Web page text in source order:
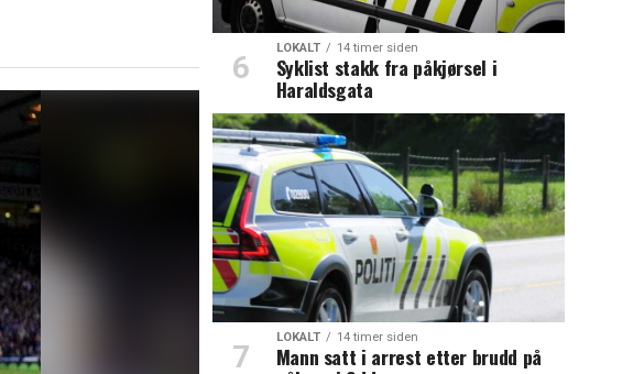
LOKALT 14 timer siden
Syklist stakk fra påkjørsel i
Haraldsgata
LOKALT 14 timer siden
Mann satt i arrest etter brudd på